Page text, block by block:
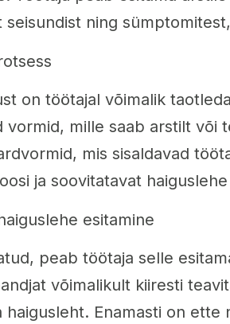
ning
on töötajal võimalik
mille saab arstilt või
mis sisaldavad
ja soovitatavat
esitamine
peab töötaja selle
võimalikult kiiresti
haigusleht. Enamasti on ette